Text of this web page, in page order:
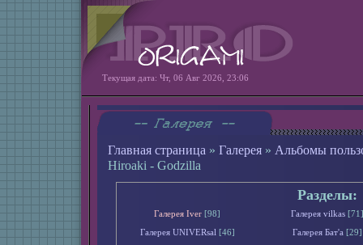
Текущая дата: Чт, 06 Авг 2026, 23:06
Главная страница » Галерея » Альбомы
Hiroaki - Godzilla
Разделы:
Галерея Iver [98] Галерея vilkas [71]
Галерея UNIVERsal [46] Галерея Бат'а [29]